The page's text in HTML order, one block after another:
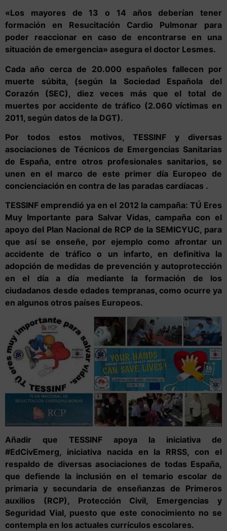
«Los mayores de 13 o 14 años deberían tener
formación en Resucitación Cardio Pulmonar para
poder reaccionar en caso de encontrarse en una
situación de emergencia» asegura el doctor Lesmes.
Cada año cerca de 20.000 españoles fallecen por
muerte súbita, (según la Sociedad Española del
Corazón (SEC), diez veces más que el total de
muertes por accidente de tráfico (2.060 víctimas en
2011, según datos de la DGT).
Por todos estos motivos, TESSINF y diversas
asociaciones de Técnicos de Emergencias Sanitarias
de España, entre otros profesionales sanitarios, se
unen en el marco de este primer día Europeo de
concienciación en contra de las paradas cardíacas .
TESSINF emprendió ya en el 2012 la campaña: TÚ Eres
Muy Importante para Salvar Vidas, campaña con el
apoyo del Plan Nacional de RCP de la SEMICYUC, para
que así se enseñe, por ejemplo como afrontar un
accidente de tráfico o un infarto, en definitiva la
adopción de medidas de prevención y autoprotección
en el día a día mediante la formación de los
ciudadanos desde edades tempranas, como ocurre ya
en algunos otros países Europeos.
Añadir que TESSINF apoya la iniciativa de
#EdCivEmerg, iniciativa nacida en la RRSS, con el
respaldo de diversas asociaciones de todas España,
que defiende la inclusión en el temario escolar de
primaria y secundaria de enseñanzas de Primeros
auxilios (RCP), Protección Civil, Emergencias y
Seguridad Vial, puesto que este conocimiento no se
contempla en los actuales currículos escolares.